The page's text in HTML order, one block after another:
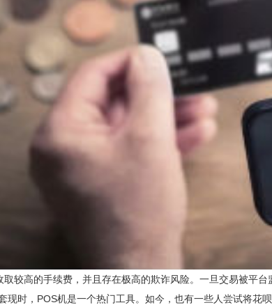
取较高的手续费，并且存在极高的欺诈风险。一旦交易被平
现时，POS机是一个热门工具。如今，也有一些人尝试将花